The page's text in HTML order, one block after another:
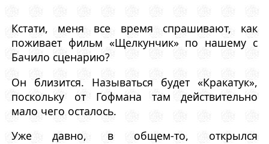
Кстати, меня все время спрашивают, как
поживает фильм «Щелкунчик» по нашему с
Бачило сценарию?
Он близится. Называться будет «Кракатук»,
поскольку от Гофмана там действительно
мало чего осталось.
Уже давно, в общем-то, открылся